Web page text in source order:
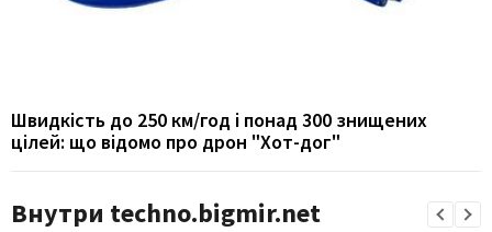
Швидкість до 250 км/год і понад 300 знищених
цілей: що відомо про дрон "Хот-дог"
Внутри techno.bigmir.net